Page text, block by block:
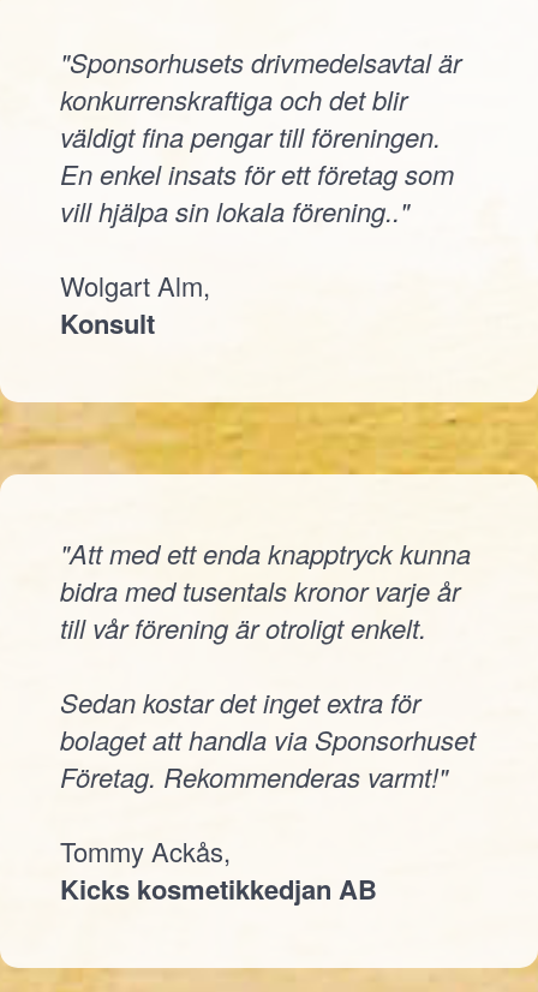
"Sponsorhusets drivmedelsavtal är
konkurrenskraftiga och det blir
väldigt fina pengar till föreningen.
En enkel insats för ett företag som
vill hjälpa sin lokala förening.."
Wolgart Alm,
Konsult
"Att med ett enda knapptryck kunna
bidra med tusentals kronor varje år
till vår förening är otroligt enkelt.
Sedan kostar det inget extra för
bolaget att handla via Sponsorhuset
Företag. Rekommenderas varmt!"
Tommy Ackås,
Kicks kosmetikkedjan AB